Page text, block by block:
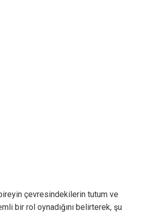
çevresindekilerin tutum ve
bir rol oynadığını belirterek, şu